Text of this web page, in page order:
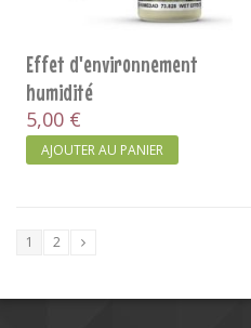
Effet d'environnement
humidité
5,00 €
AJOUTER AU PANIER
1 2